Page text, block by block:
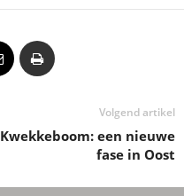
Volgend artikel
Kwekkeboom: een nieuwe
fase in Oost